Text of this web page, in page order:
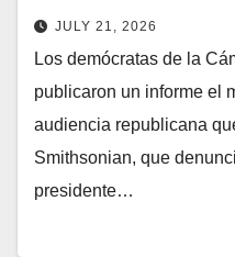
JULY 21, 2026
Los demócratas de la
publicaron un informe el
audiencia republicana
Smithsonian, que
presidente…